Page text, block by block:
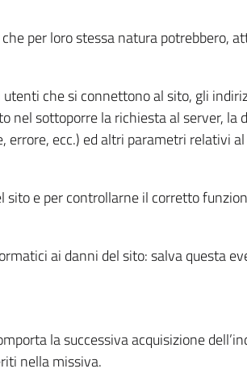
per loro stessa natura potrebbero,
che si connettono al sito, gli
nel sottoporre la richiesta al server, la
ecc.) ed altri parametri relativi
sito e per controllarne il corretto
ai danni del sito: salva questa
la successiva acquisizione
nella missiva.